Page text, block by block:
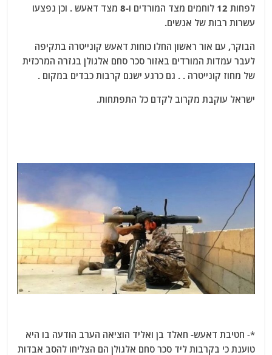
לפחות 12 לוחמים מצד המורדים ו-8 מצד דאעש . וכן נפצעו
עשרות רבות של אנשים.
הבוקר, עם אור ראשון החלו כוחות דאעש קונייטרה בתקיפה
לעבר עמדות המורדים באזור סכר סחם אלגולן בגזרה המרכזית
של מחוז קונייטרה . . גם כרגע ישנם קרבות כבדים במקום .
ישראל עוקבת מקרוב לקדם כל התפתחות.
*- חטיבת דאעש- חאלד בן ואליד הוציאה הערב הודעה בו היא
טוענת כי בקרבות ליד סכר סחם אלגולן הם הצליחו להסב אבדות